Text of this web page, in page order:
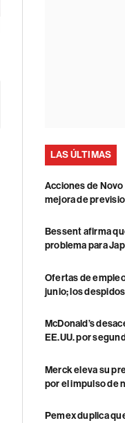
LAS ÚLTIMAS
Acciones de
mejora de
Bessent afirma
problema para
Ofertas de
junio; los
McDonald’s
EE.UU. por
Merck eleva su
por el impulso de
Pemex duplica